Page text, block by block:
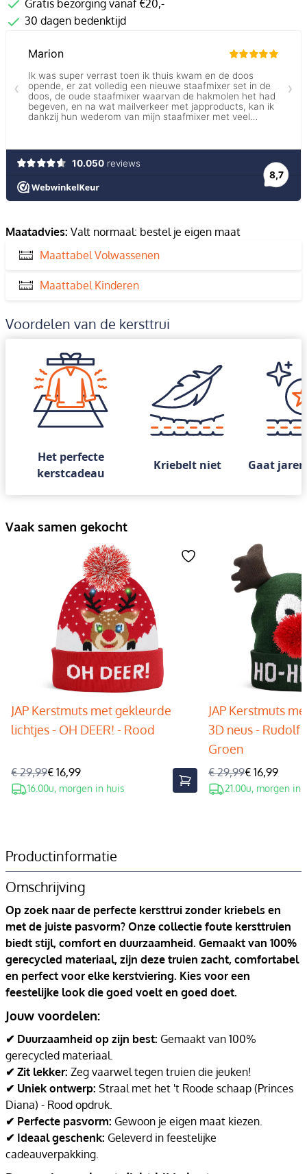
Gratis bezorging vanaf €20,-
30 dagen bedenktijd
Maatadvies: Valt normaal: bestel je eigen maat
Maattabel Volwassenen
Maattabel Kinderen
Voordelen van de kersttrui
Het perfecte
kerstcadeau
Kriebelt niet Gaat
Vaak samen gekocht
JAP Kerstmuts met gekleurde
lichtjes - OH DEER! - Rood
€ 29,99€ 16,99
16.00u, morgen in huis
JAP Kerstmuts
3D neus - Rudolf
Groen
€ 29,99€ 16,99
21.00u, morgen in
Productinformatie
Omschrijving
Op zoek naar de perfecte kersttrui zonder kriebels en
met de juiste pasvorm? Onze collectie foute kersttruien
biedt stijl, comfort en duurzaamheid. Gemaakt van 100%
gerecycled materiaal, zijn deze truien zacht, comfortabel
en perfect voor elke kerstviering. Kies voor een
feestelijke look die goed voelt en goed doet.
Jouw voordelen:
✔ Duurzaamheid op zijn best: Gemaakt van 100%
gerecycled materiaal.
✔ Zit lekker: Zeg vaarwel tegen truien die jeuken!
✔ Uniek ontwerp: Straal met het 't Roode schaap (Princes
Diana) - Rood opdruk.
✔ Perfecte pasvorm: Gewoon je eigen maat kiezen.
✔ Ideaal geschenk: Geleverd in feestelijke
cadeauverpakking.